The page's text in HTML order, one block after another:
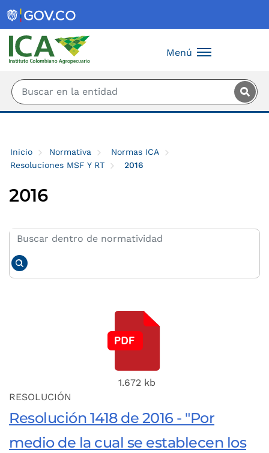
Menú
Inicio Normativa
Normas ICA
Resoluciones MSF Y RT
2016
2016
1.672 kb
RESOLUCIÓN
Resolución 1418 de 2016 - "Por
medio de la cual se establecen los